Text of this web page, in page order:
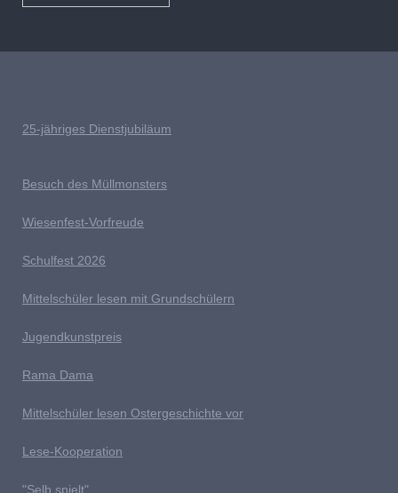
25-jähriges Dienstjubiläum
Besuch des Müllmonsters
Wiesenfest-Vorfreude
Schulfest 2026
Mittelschüler lesen mit Grundschülern
Jugendkunstpreis
Rama Dama
Mittelschüler lesen Ostergeschichte vor
Lese-Kooperation
"Selb spielt"